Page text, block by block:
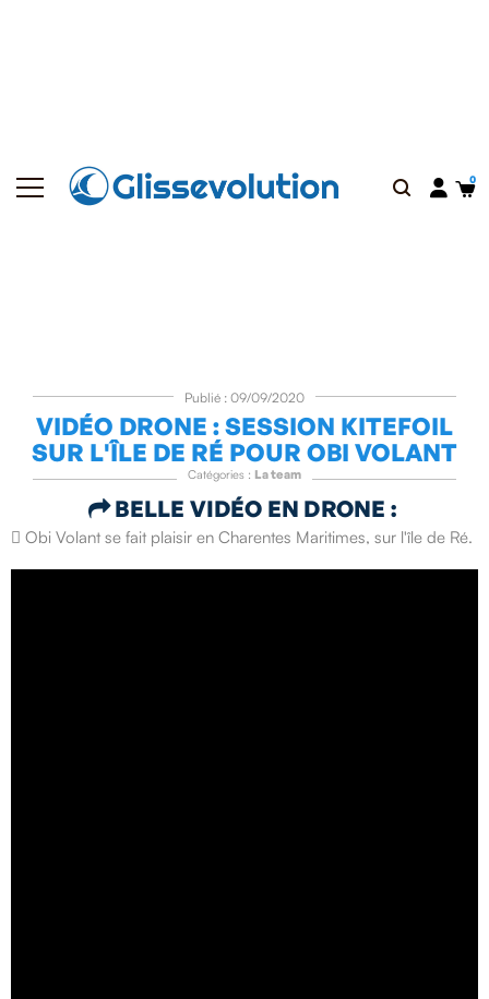
Publié : 09/09/2020
VIDÉO DRONE : SESSION KITEFOIL
SUR L'ÎLE DE RÉ POUR OBI VOLANT
Catégories : La team
BELLE VIDÉO EN DRONE :
 Obi Volant se fait plaisir en Charentes Maritimes, sur l'île de Ré.